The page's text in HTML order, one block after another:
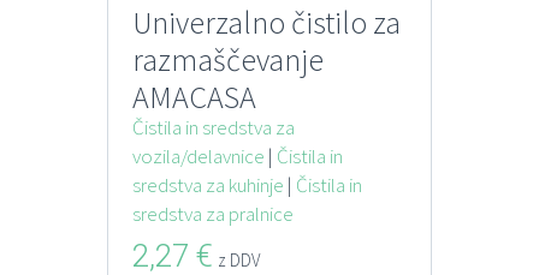
Univerzalno čistilo za
razmaščevanje
AMACASA
SGRASSATORE
LIMONE 750 ML s
pršilko
Čistila in sredstva za
vozila/delavnice | Čistila in
sredstva za kuhinje | Čistila in
sredstva za pralnice
2,27 € z DDV